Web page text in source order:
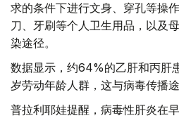
求的条件下进行文身、穿孔等操
刀、牙刷等个人卫生用品，以及
染途径。
数据显示，约64%的乙肝和丙肝
岁劳动年龄人群，这与病毒传播途
普拉利耶娃提醒，病毒性肝炎在